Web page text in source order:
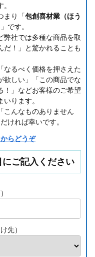
まり「包創喜材業（ほう
」です。
弊社では多種な商品を取
だ！」と驚かれることも
なるべく価格を押さえた
欲しい」「この商品でな
！」などお客様のご希望
ります。
こんなものありません
ければ幸いです。
らどうぞ
ご記入ください
先）